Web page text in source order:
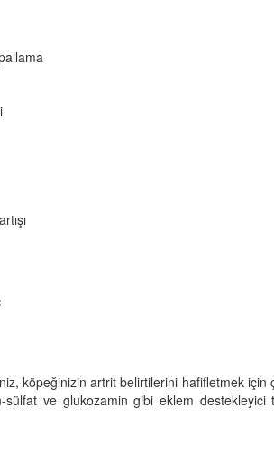
köpeğinizin artrit belirtilerini hafifletmek için
sülfat ve glukozamin gibi eklem destekleyici